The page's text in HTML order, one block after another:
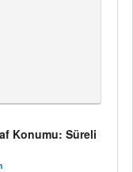
Konumu: Süreli